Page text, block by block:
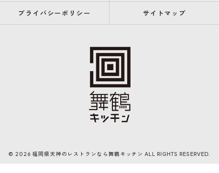
プライバシーポリシー サイトマップ
© 2026 福岡県天神のレストランなら舞鶴キッチン ALL RIGHTS RESERVED.